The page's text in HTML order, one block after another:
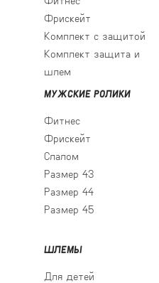
Фрискейт
Комплект с защитой
Комплект защита и
шлем
МУЖСКИЕ РОЛИКИ
Фитнес
Фрискейт
Слалом
Размер 43
Размер 44
Размер 45
ШЛЕМЫ
Для детей